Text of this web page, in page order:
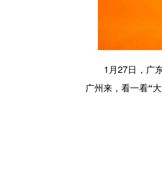
1月27日，广东
广州来，看一看“